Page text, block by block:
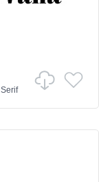
Serif